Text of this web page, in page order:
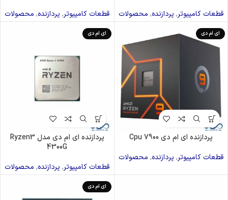
قطعات کامپیوتر, پردازنده, محصولات
قطعات کامپیوتر, پردازنده, محصولات
ای ام دی
پردازنده ای ام دی Cpu 7900
قطعات کامپیوتر, پردازنده, محصولات
ای ام دی
پردازنده ای ام دی مدل Ryzen3
4300G
قطعات کامپیوتر, پردازنده, محصولات
ای ام دی